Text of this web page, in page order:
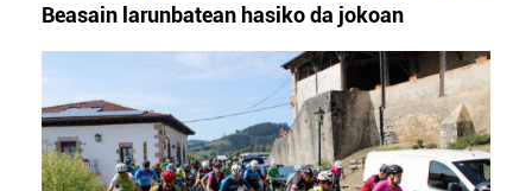
Beasain larunbatean hasiko da jokoan